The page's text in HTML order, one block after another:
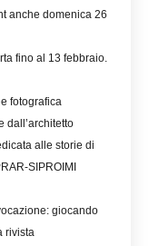
anche domenica 26
fino al 13 febbraio.
fotografica
dall’architetto
alle storie di
SIPROIMI
giocando
rivista